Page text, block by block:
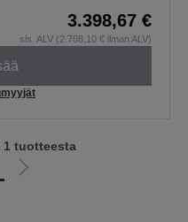
3.398,67 €
sis. ALV (2.708,10 € ilman ALV)
Siirry
1 tuotteesta